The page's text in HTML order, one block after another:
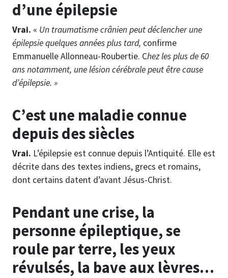
d’une épilepsie
Vrai. « Un traumatisme crânien peut déclencher une
épilepsie quelques années plus tard, confirme
Emmanuelle Allonneau-Roubertie. Chez les plus de 60
ans notamment, une lésion cérébrale peut être cause
d’épilepsie. »
C’est une maladie connue
depuis des siècles
Vrai. L’épilepsie est connue depuis l’Antiquité. Elle est
décrite dans des textes indiens, grecs et romains,
dont certains datent d’avant Jésus-Christ.
Pendant une crise, la
personne épileptique, se
roule par terre, les yeux
révulsés, la bave aux lèvres…